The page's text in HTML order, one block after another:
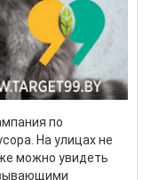
по
На улицах не
можно увидеть